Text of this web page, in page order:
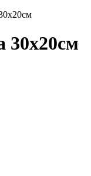
30х20см